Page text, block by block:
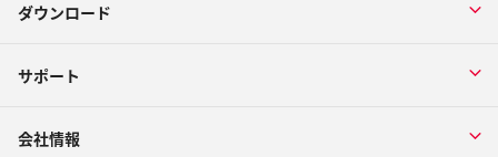
ダウンロード
サポート
会社情報